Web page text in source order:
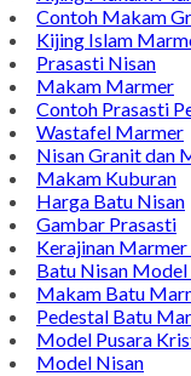
Contoh Makam
Kijing Islam
Prasasti Nisan
Makam Marmer
Contoh Prasasti
Wastafel Marmer
Nisan Granit dan
Makam Kuburan
Harga Batu Nisan
Gambar Prasasti
Kerajinan
Batu Nisan
Makam Batu
Pedestal Batu
Model Pusara
Model Nisan